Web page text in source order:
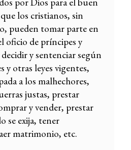
los cristianos, sin
pueden tomar parte en
oficio de príncipes y
y sentenciar según
y otras leyes vigentes,
a los malhechores,
justas, prestar
y vender, prestar
se exija, tener
matrimonio, etc.